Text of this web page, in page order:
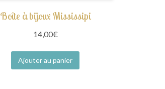
Boîte à bijoux Mississipi
14,00€
Ajouter au panier